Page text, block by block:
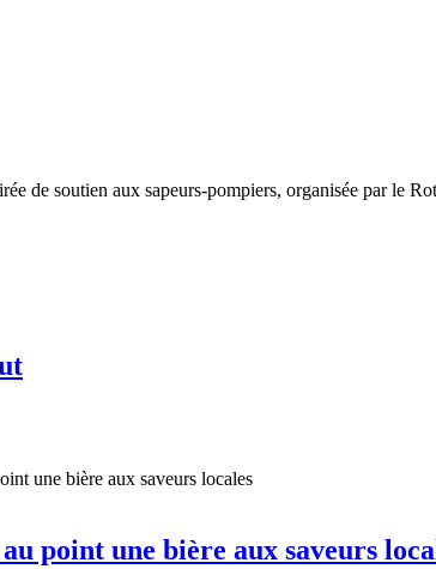
de soutien aux sapeurs-pompiers, organisée par le
point une bière aux saveurs